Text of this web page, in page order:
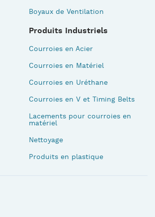
Boyaux de Ventilation
Produits Industriels
Courroies en Acier
Courroies en Matériel
Courroies en Uréthane
Courroies en V et Timing Belts
Lacements pour courroies en
matériel
Nettoyage
Produits en plastique